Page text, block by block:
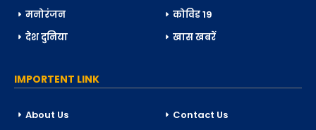
मनोरंजन
कोविड 19
देश दुनिया
खास खबरें
IMPORTENT LINK
About Us
Contact Us